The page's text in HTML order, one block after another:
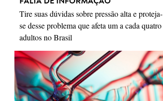
Tire suas dúvidas sobre pressão alta e proteja-
se desse problema que afeta um a cada quatro
adultos no Brasil